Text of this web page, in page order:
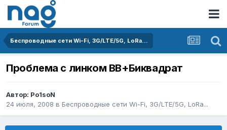
Беспроводные сети Wi-Fi, 3G/LTE/5G, LoRa...
Проблема с линком BB+Биквадрат
Автор: Po1soN
24 июля, 2008 в Беспроводные сети Wi-Fi, 3G/LTE/5G, LoRa...